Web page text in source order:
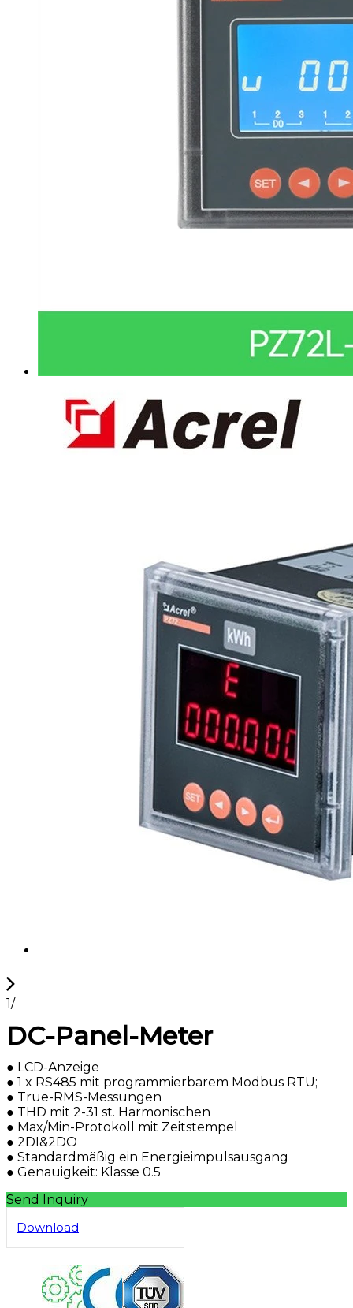
1/
DC-Panel-Meter
● LCD-Anzeige
● 1 x RS485 mit programmierbarem Modbus RTU;
● True-RMS-Messungen
● THD mit 2-31 st. Harmonischen
● Max/Min-Protokoll mit Zeitstempel
● 2DI&2DO
● Standardmäßig ein Energieimpulsausgang
● Genauigkeit: Klasse 0.5
Send Inquiry
Download